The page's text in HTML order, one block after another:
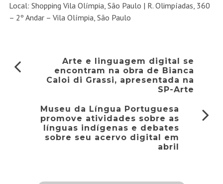
Local: Shopping Vila Olímpia, São Paulo | R. Olimpíadas, 360
– 2º Andar – Vila Olímpia, São Paulo
Arte e linguagem digital se
encontram na obra de Bianca
Caloi di Grassi, apresentada na
SP-Arte
Museu da Língua Portuguesa
promove atividades sobre as
línguas indígenas e debates
sobre seu acervo digital em
abril